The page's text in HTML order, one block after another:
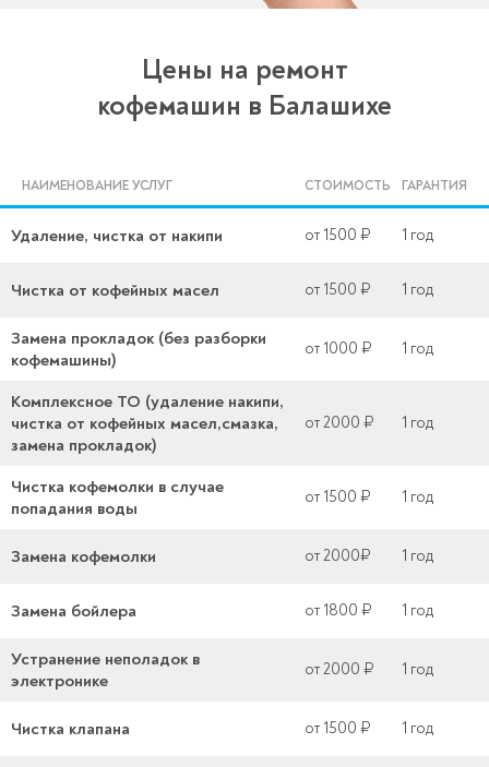
Цены на ремонт
кофемашин в Балашихе
НАИМЕНОВАНИЕ УСЛУГ СТОИМОСТЬ ГАРАНТИЯ
Удаление, чистка от накипи от 1500 ₽ 1 год
Чистка от кофейных масел от 1500 ₽ 1 год
Замена прокладок (без разборки
кофемашины)
от 1000 ₽ 1 год
Комплексное ТО (удаление накипи,
чистка от кофейных масел,смазка,
замена прокладок)
от 2000 ₽ 1 год
Чистка кофемолки в случае
попадания воды
от 1500 ₽ 1 год
Замена кофемолки от 2000₽ 1 год
Замена бойлера от 1800 ₽ 1 год
Устранение неполадок в
электронике
от 2000 ₽ 1 год
Чистка клапана от 1500 ₽ 1 год